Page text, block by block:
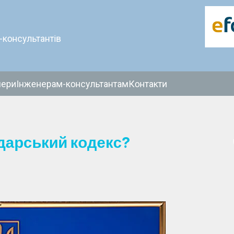
Інженерам-консультантамКонтакти
кодекс?